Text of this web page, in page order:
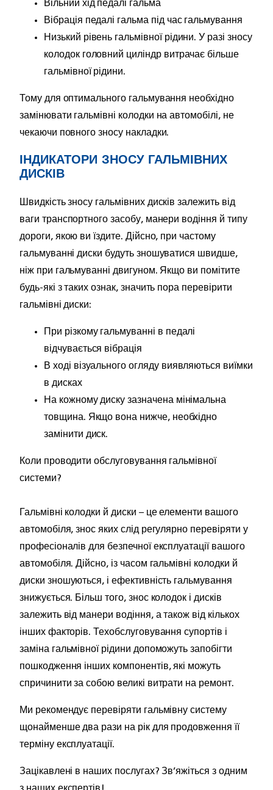
Вільний хід педалі гальма
Вібрація педалі гальма під час гальмування
Низький рівень гальмівної рідини. У разі зносу
колодок головний циліндр витрачає більше
гальмівної рідини.
Тому для оптимального гальмування необхідно
замінювати гальмівні колодки на автомобілі, не
чекаючи повного зносу накладки.
ІНДИКАТОРИ ЗНОСУ ГАЛЬМІВНИХ
ДИСКІВ
Швидкість зносу гальмівних дисків залежить від
ваги транспортного засобу, манери водіння й типу
дороги, якою ви їздите. Дійсно, при частому
гальмуванні диски будуть зношуватися швидше,
ніж при гальмуванні двигуном. Якщо ви помітите
будь-які з таких ознак, значить пора перевірити
гальмівні диски:
При різкому гальмуванні в педалі
відчувається вібрація
В ході візуального огляду виявляються виїмки
в дисках
На кожному диску зазначена мінімальна
товщина. Якщо вона нижче, необхідно
замінити диск.
Коли проводити обслуговування гальмівної
системи?
Гальмівні колодки й диски – це елементи вашого
автомобіля, знос яких слід регулярно перевіряти у
професіоналів для безпечної експлуатації вашого
автомобіля. Дійсно, із часом гальмівні колодки й
диски зношуються, і ефективність гальмування
знижується. Більш того, знос колодок і дисків
залежить від манери водіння, а також від кількох
інших факторів. Техобслуговування супортів і
заміна гальмівної рідини допоможуть запобігти
пошкодження інших компонентів, які можуть
спричинити за собою великі витрати на ремонт.
Ми рекомендує перевіряти гальмівну систему
щонайменше два рази на рік для продовження її
терміну експлуатації.
Зацікавлені в наших послугах? Зв’яжіться з одним